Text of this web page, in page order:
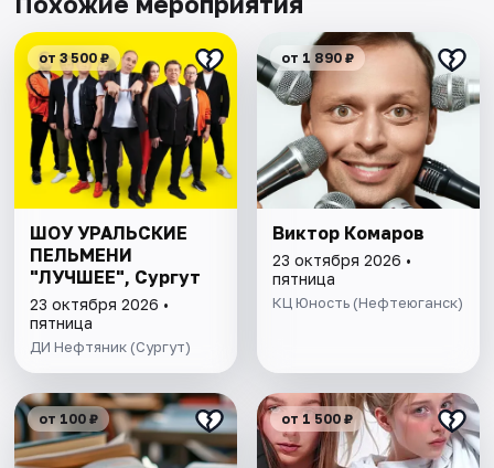
от 3 500 ₽
ШОУ УРАЛЬСКИЕ
ПЕЛЬМЕНИ
"ЛУЧШЕЕ", Сургут
23 октября 2026 •
пятница
ДИ Нефтяник (Сургут)
от 1 890 ₽
Виктор Комаров
23 октября 2026 •
пятница
КЦ Юность (Нефтеюганск)
от 100 ₽ от 1 500 ₽